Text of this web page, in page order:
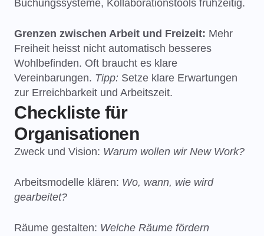
Buchungssysteme, Kollaborationstools frühzeitig.
Grenzen zwischen Arbeit und Freizeit: Mehr
Freiheit heisst nicht automatisch besseres
Wohlbefinden. Oft braucht es klare
Vereinbarungen. Tipp: Setze klare Erwartungen
zur Erreichbarkeit und Arbeitszeit.
Checkliste für
Organisationen
Zweck und Vision: Warum wollen wir New Work?
Arbeitsmodelle klären: Wo, wann, wie wird
gearbeitet?
Räume gestalten: Welche Räume fördern